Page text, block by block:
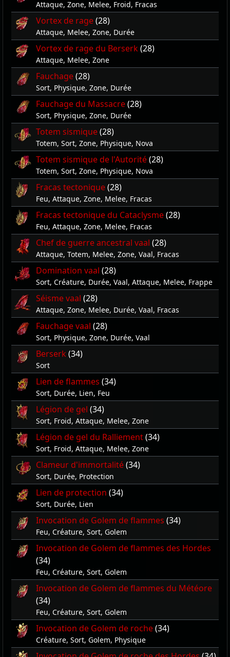
Attaque, Zone, Melee, Froid, Fracas
Vortex de rage(28)
Attaque, Melee, Zone, Durée
Vortex de rage du Berserk (28)
Attaque, Melee, Zone
Fauchage(28)
Sort, Physique, Zone, Durée
Fauchage du Massacre(28)
Sort, Physique, Zone, Durée
Totem sismique(28)
Totem, Sort, Zone, Physique, Nova
Totem sismique de l'Autorité(28)
Totem, Sort, Zone, Physique, Nova
Fracas tectonique(28)
Feu, Attaque, Zone, Melee, Fracas
Fracas tectonique du Cataclysme(28)
Feu, Attaque, Zone, Melee, Fracas
Chef de guerre ancestral vaal (28)
Attaque, Totem, Melee, Zone, Vaal, Fracas
Domination vaal (28)
Sort, Créature, Durée, Vaal, Attaque, Melee, Frappe
Séisme vaal (28)
Attaque, Zone, Melee, Durée, Vaal, Fracas
Fauchage vaal (28)
Sort, Physique, Zone, Durée, Vaal
Berserk (34)
Sort
Lien de flammes (34)
Sort, Durée, Lien, Feu
Légion de gel (34)
Sort, Froid, Attaque, Melee, Zone
Légion de gel du Ralliement(34)
Sort, Froid, Attaque, Melee, Zone
Clameur d'immortalité(34)
Sort, Durée, Protection
Lien de protection (34)
Sort, Durée, Lien
Invocation de Golem de flammes (34)
Feu, Créature, Sort, Golem
Invocation de Golem de flammes des Hordes
(34)
Feu, Créature, Sort, Golem
Invocation de Golem de flammes du Météore
(34)
Feu, Créature, Sort, Golem
Invocation de Golem de roche(34)
Créature, Sort, Golem, Physique